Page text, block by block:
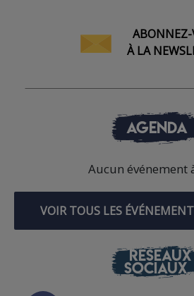
ABONNEZ-
À LA
AGENDA
Aucun événement
VOIR TOUS LES
RÉSEAUX
SOCIAUX